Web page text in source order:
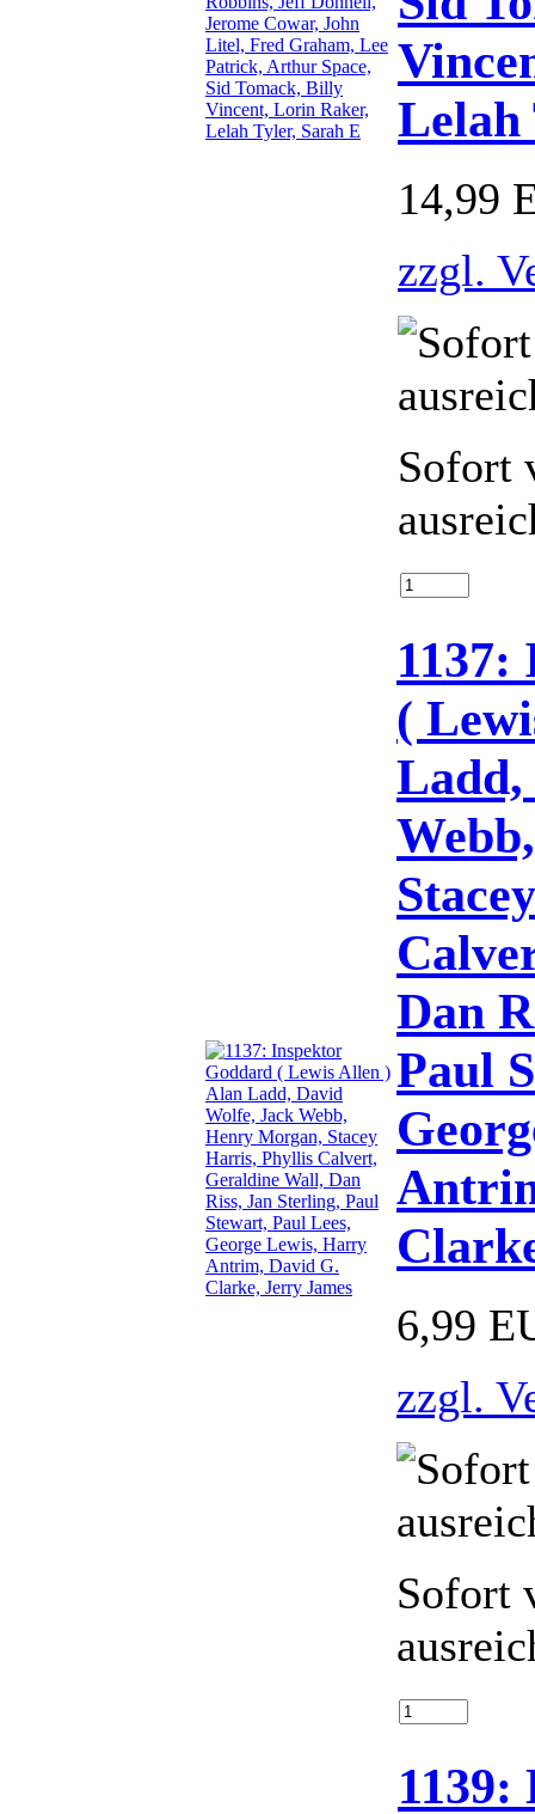
Lelah
14,99
zzgl.
Sofort
1137:
(
Ladd,
Dan
Paul
6,99
zzgl.
Sofort
1139: